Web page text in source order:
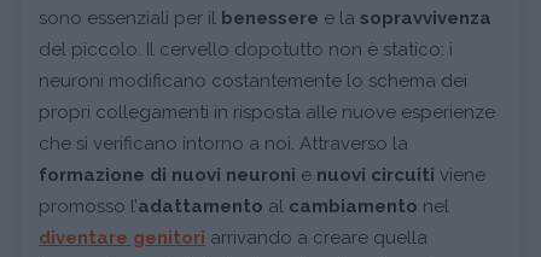
sono essenziali per il benessere e la sopravvivenza
del piccolo. Il cervello dopotutto non è statico: i
neuroni modificano costantemente lo schema dei
propri collegamenti in risposta alle nuove esperienze
che si verificano intorno a noi. Attraverso la
formazione di nuovi neuroni e nuovi circuiti viene
promosso l’adattamento al cambiamento nel
diventare genitori arrivando a creare quella